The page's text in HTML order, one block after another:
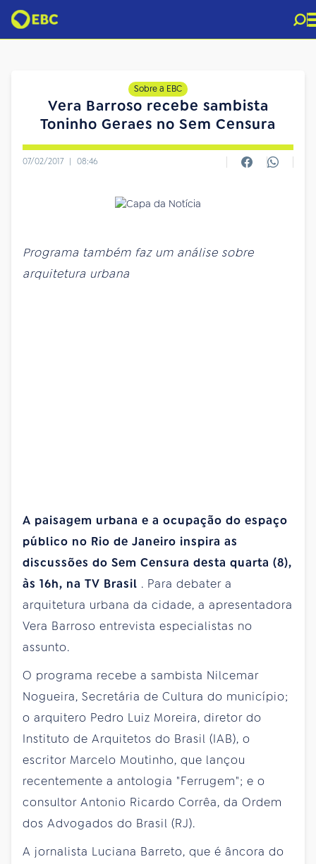
Sobre a EBC
Vera Barroso recebe sambista
Toninho Geraes no Sem Censura
07/02/2017 | 08:46
Programa também faz um análise sobre
arquitetura urbana
A paisagem urbana e a ocupação do espaço
público no Rio de Janeiro inspira as
discussões do Sem Censura desta quarta (8),
às 16h, na TV Brasil . Para debater a
arquitetura urbana da cidade, a apresentadora
Vera Barroso entrevista especialistas no
assunto.
O programa recebe a sambista Nilcemar
Nogueira, Secretária de Cultura do município;
o arquitero Pedro Luiz Moreira, diretor do
Instituto de Arquitetos do Brasil (IAB), o
escritor Marcelo Moutinho, que lançou
recentemente a antologia "Ferrugem"; e o
consultor Antonio Ricardo Corrêa, da Ordem
dos Advogados do Brasil (RJ).
A jornalista Luciana Barreto, que é âncora do